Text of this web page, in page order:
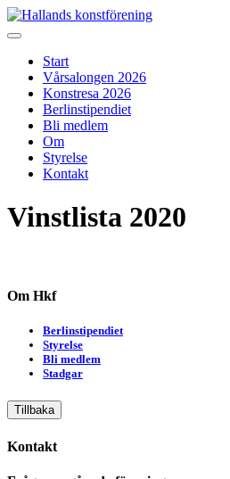
Skip
to
Start
Vårsalongen 2026
Konstresa 2026
Berlinstipendiet
Bli medlem
Om
Styrelse
Kontakt
Vinstlista 2020
Om Hkf
Berlinstipendiet
Styrelse
Bli medlem
Stadgar
Tillbaka
Kontakt